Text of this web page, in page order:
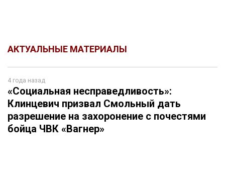
АКТУАЛЬНЫЕ МАТЕРИАЛЫ
4 года назад
«Социальная несправедливость»:
Клинцевич призвал Смольный дать
разрешение на захоронение с почестями
бойца ЧВК «Вагнер»